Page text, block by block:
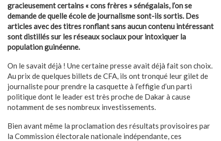
gracieusement certains « cons frères » sénégalais, l’on se
demande de quelle école de journalisme sont-ils sortis. Des
articles avec des titres ronflant sans aucun contenu intéressant
sont distillés sur les réseaux sociaux pour intoxiquer la
population guinéenne.
On le savait déjà ! Une certaine presse avait déjà fait son choix.
Au prix de quelques billets de CFA, ils ont tronqué leur gilet de
journaliste pour prendre la casquette à l’effigie d’un parti
politique dont le leader est très proche de Dakar à cause
notamment de ses nombreux investissements.
Bien avant même la proclamation des résultats provisoires par
la Commission électorale nationale indépendante, ces